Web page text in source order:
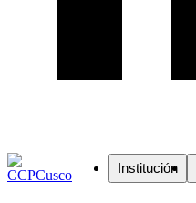
Institución